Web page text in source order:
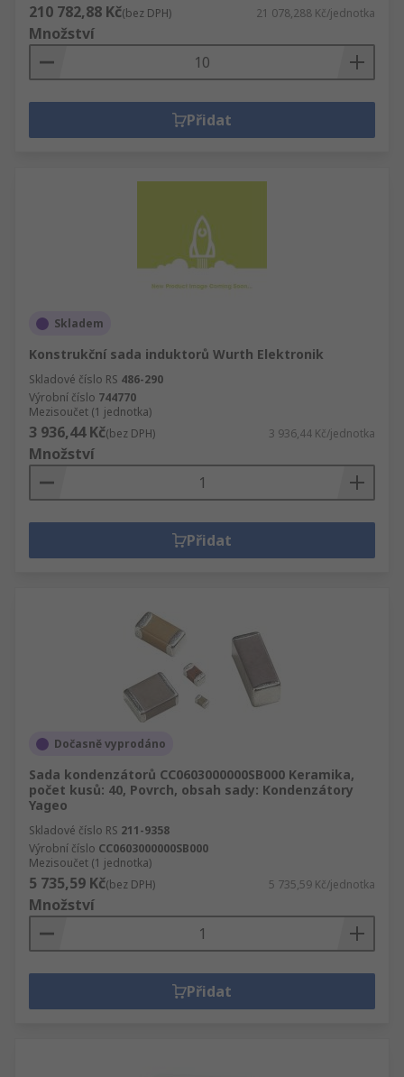
210 782,88 Kč(bez DPH) 21 078,288 Kč/jednotka
Množství
Přidat
Skladem
Konstrukční sada induktorů Wurth Elektronik
Skladové číslo RS 486-290
Výrobní číslo 744770
Mezisoučet (1 jednotka)
3 936,44 Kč(bez DPH) 3 936,44 Kč/jednotka
Množství
Přidat
Dočasně vyprodáno
Sada kondenzátorů CC0603000000SB000 Keramika,
počet kusů: 40, Povrch, obsah sady: Kondenzátory
Yageo
Skladové číslo RS 211-9358
Výrobní číslo CC0603000000SB000
Mezisoučet (1 jednotka)
5 735,59 Kč(bez DPH) 5 735,59 Kč/jednotka
Množství
Přidat